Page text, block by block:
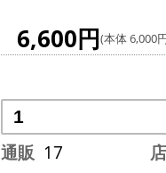
6,600円(本体 6,000
通販 17